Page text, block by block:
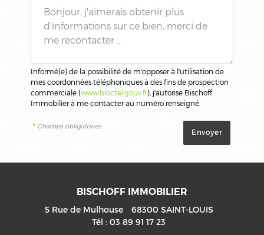
Informé(e) de la possibilité de m'opposer à l'utilisation de
mes coordonnées téléphoniques à des fins de prospection
commerciale (www.bloctel.gouv.fr), j'autorise Bischoff
Immobilier à me contacter au numéro renseigné.
* Champs obligatoires
BISCHOFF IMMOBILIER
5 Rue de Mulhouse 68300 SAINT-LOUIS
Tél :03 89 91 17 23